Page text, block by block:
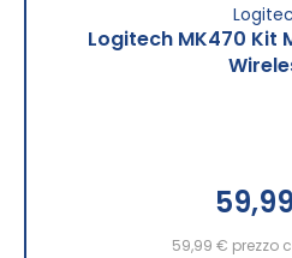
Logitech MK470 Kit
59,99 € prezzo